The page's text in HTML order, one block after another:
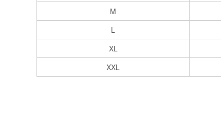
M
L
XL
XXL